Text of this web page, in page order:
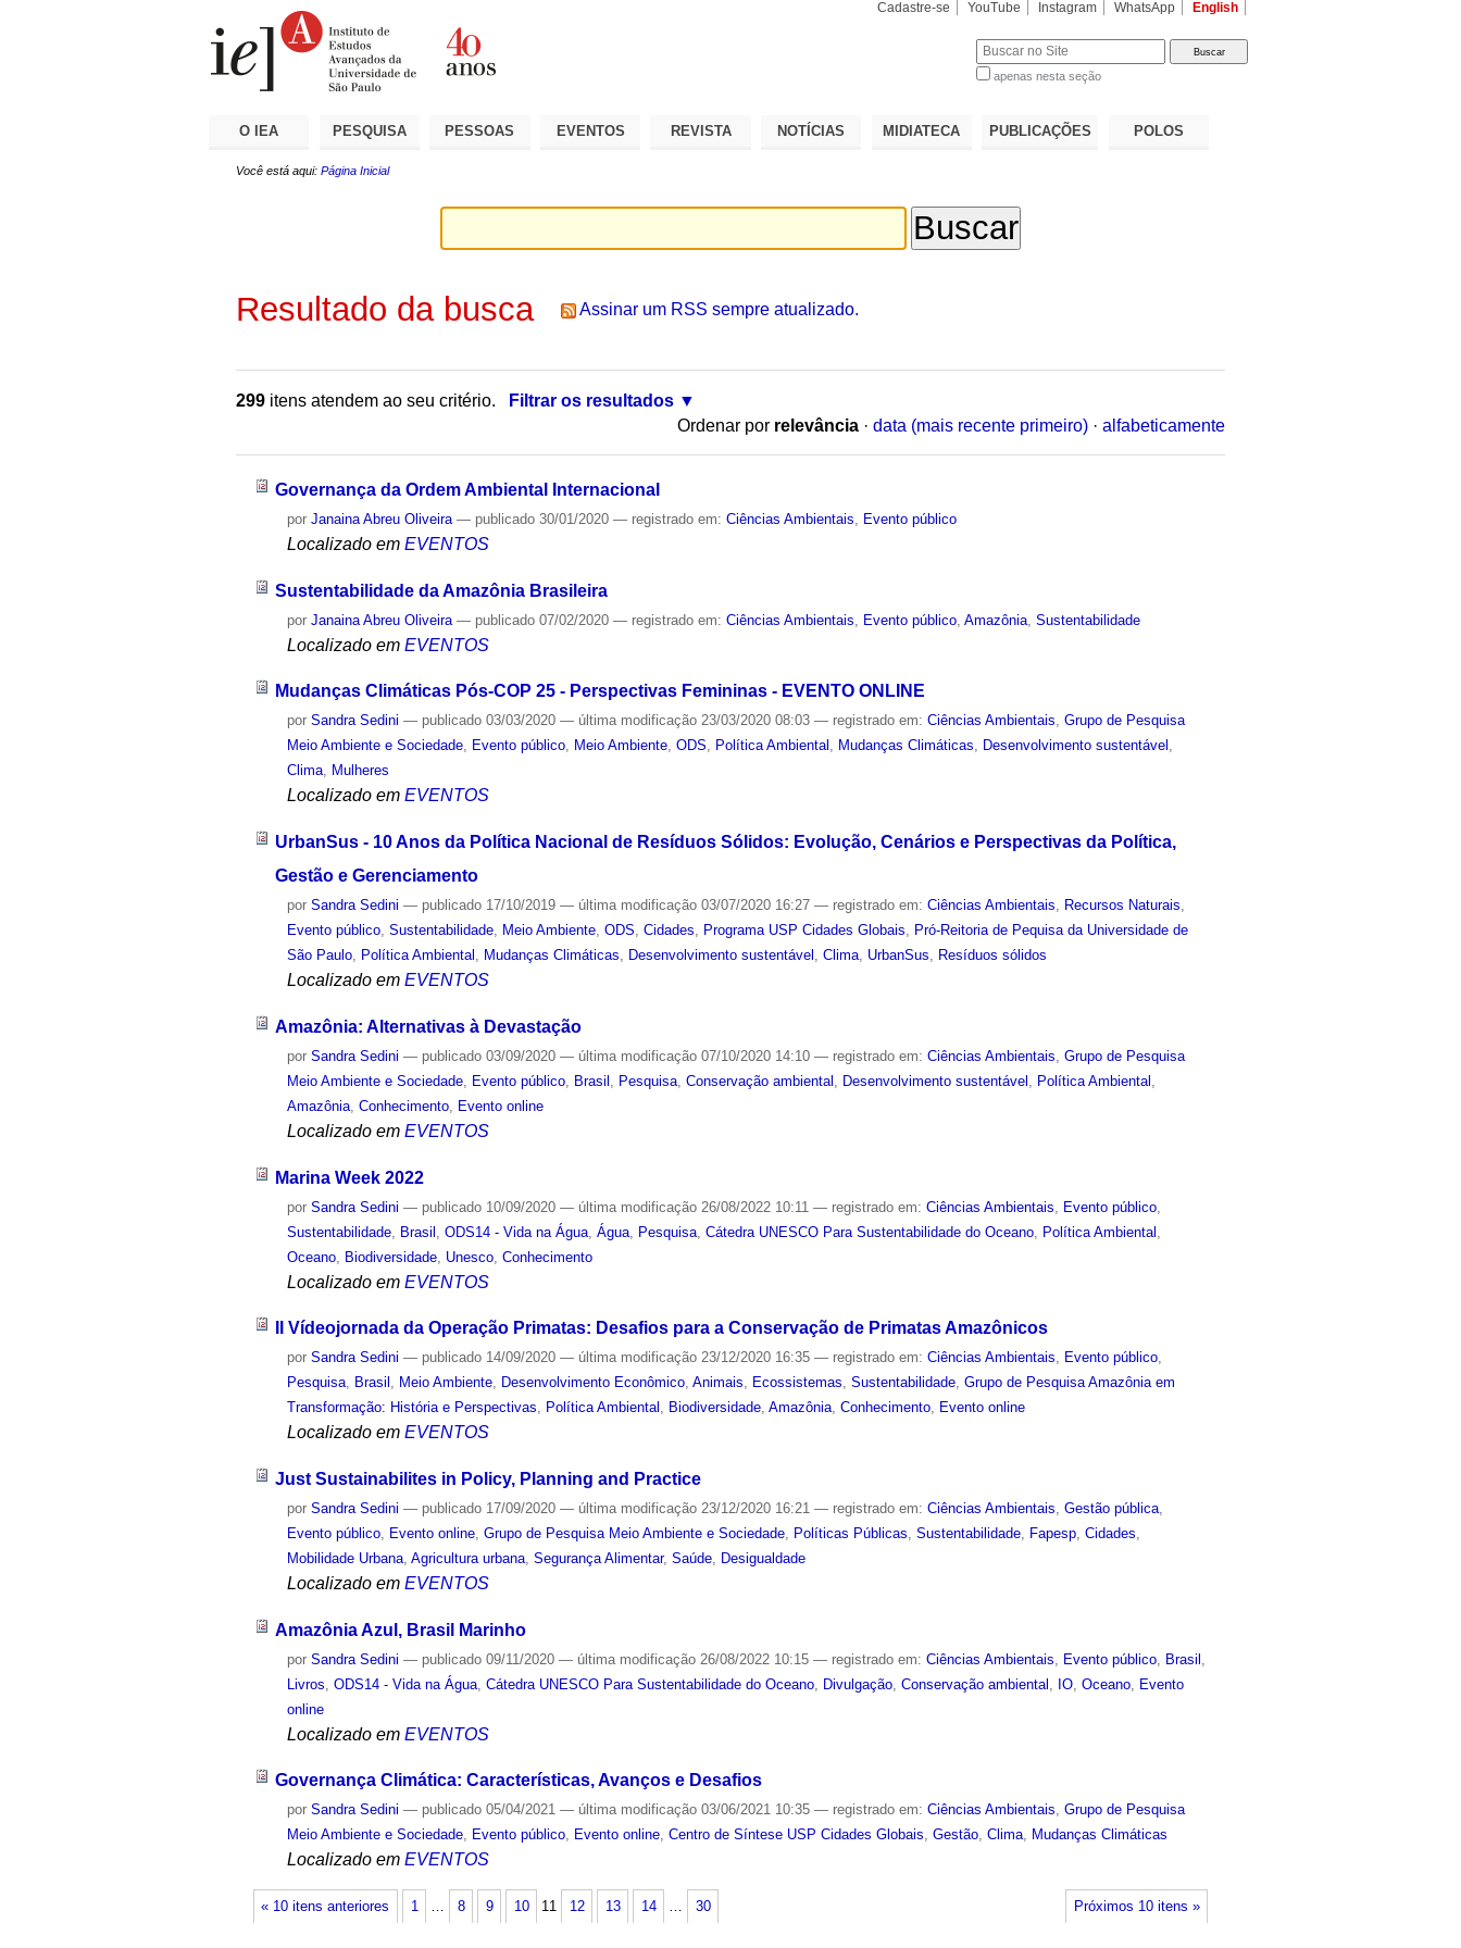
Cadastre-se YouTube Instagram WhatsApp English
apenas nesta seção
O IEA PESQUISA PESSOAS EVENTOS REVISTA NOTÍCIAS MIDIATECA PUBLICAÇÕES POLOS
Você está aqui: Página Inicial
Resultado da busca Assinar um RSS sempre atualizado.
299 itens atendem ao seu critério.
Filtrar os resultados
Ordenar por relevância · data (mais recente primeiro) · alfabeticamente
Governança da Ordem Ambiental Internacional
porJanaina Abreu Oliveira — publicado 30/01/2020— registrado em:Ciências Ambientais Evento público
Localizado em EVENTOS
Sustentabilidade da Amazônia Brasileira
porJanaina Abreu Oliveira — publicado 07/02/2020— registrado em:Ciências Ambientais Evento público ,Amazônia ,Sustentabilidade
Localizado em EVENTOS
Mudanças Climáticas Pós-COP 25 - Perspectivas Femininas - EVENTO ONLINE
porSandra Sedini — publicado 03/03/2020— última modificação 23/03/2020 08:03— registrado em:Ciências Ambientais,Grupo de Pesquisa
Meio Ambiente e Sociedade, Evento público, Meio Ambiente,ODS, Política Ambiental , Mudanças Climáticas, Desenvolvimento sustentável ,
Clima, Mulheres
Localizado em EVENTOS
UrbanSus - 10 Anos da Política Nacional de Resíduos Sólidos: Evolução, Cenários e Perspectivas da Política,
Gestão e Gerenciamento
porSandra Sedini — publicado 17/10/2019— última modificação 03/07/2020 16:27— registrado em:Ciências Ambientais, Recursos Naturais,
Evento público,Sustentabilidade, Meio Ambiente,ODS,Cidades, Programa USP Cidades Globais, Pró-Reitoria de Pequisa da Universidade de
São Paulo, Política Ambiental , Mudanças Climáticas, Desenvolvimento sustentável ,Clima, UrbanSus, Resíduos sólidos
Localizado em EVENTOS
Amazônia: Alternativas à Devastação
porSandra Sedini — publicado 03/09/2020— última modificação 07/10/2020 14:10— registrado em:Ciências Ambientais ,Grupo de Pesquisa
Meio Ambiente e Sociedade
Evento público Brasil Pesquisa ,Conservação ambiental Desenvolvimento sustentável Política Ambiental
Amazônia ,Conhecimento Evento online
Localizado em EVENTOS
Marina Week 2022
porSandra Sedini — publicado 10/09/2020— última modificação 26/08/2022 10:11— registrado em:Ciências Ambientais Evento público
Sustentabilidade Brasil ,ODS14 - Vida na Água ,Água Pesquisa ,Cátedra UNESCO Para Sustentabilidade do Oceano Política Ambiental
Oceano Biodiversidade Unesco ,Conhecimento
Localizado em EVENTOS
II Vídeojornada da Operação Primatas: Desafios para a Conservação de Primatas Amazônicos
porSandra Sedini — publicado 14/09/2020— última modificação 23/12/2020 16:35— registrado em:Ciências Ambientais, Evento público,
Pesquisa, Brasil , Meio Ambiente, Desenvolvimento Econômico,Animais, Ecossistemas,Sustentabilidade,Grupo de Pesquisa Amazônia em
Transformação: História e Perspectivas, Política Ambiental , Biodiversidade,Amazônia,Conhecimento, Evento online
Localizado em EVENTOS
Just Sustainabilites in Policy, Planning and Practice
porSandra Sedini — publicado 17/09/2020— última modificação 23/12/2020 16:21— registrado em:Ciências Ambientais ,Gestão pública
Evento público
Evento online ,Grupo de Pesquisa Meio Ambiente e Sociedade Políticas Públicas ,Sustentabilidade Fapesp ,Cidades
Mobilidade Urbana ,Agricultura urbana ,Segurança Alimentar,Saúde Desigualdade
Localizado em EVENTOS
Amazônia Azul, Brasil Marinho
porSandra Sedini — publicado 09/11/2020— última modificação 26/08/2022 10:15— registrado em:Ciências Ambientais Evento público Brasil
Livros ,ODS14 - Vida na Água ,Cátedra UNESCO Para Sustentabilidade do Oceano Divulgação ,Conservação ambiental IO ,Oceano Evento
online
Localizado em EVENTOS
Governança Climática: Características, Avanços e Desafios
porSandra Sedini — publicado 05/04/2021— última modificação 03/06/2021 10:35— registrado em:Ciências Ambientais,Grupo de Pesquisa
Meio Ambiente e Sociedade, Evento público, Evento online,Centro de Síntese USP Cidades Globais,Gestão,Clima, Mudanças Climáticas
Localizado em EVENTOS
« 10 itens anteriores Próximos 10 itens »
1 8 9 10 11 12 13 14 30